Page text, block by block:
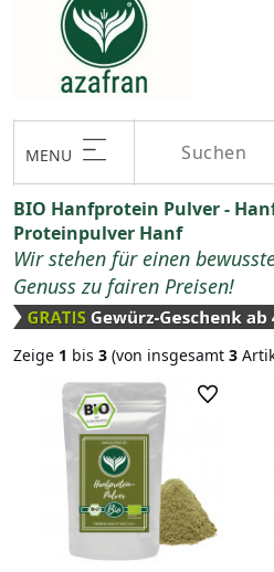
MENU
BIO Hanfprotein Pulver -
Proteinpulver Hanf
Wir stehen für einen
Genuss zu fairen Preisen!
Zeige 1 bis 3 (von insgesamt 3